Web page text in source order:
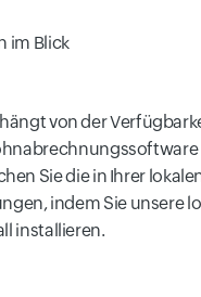
im Blick
von der
Sie die in Ihrer
indem Sie unsere
installieren.